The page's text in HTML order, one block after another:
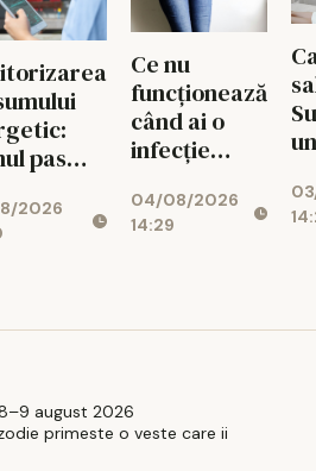
pas
2026
Ce nu
funcționează
când ai o
infecție
recurentă și
ce poate
04/08/2026
14:29
august 2026
primeste o veste care ii